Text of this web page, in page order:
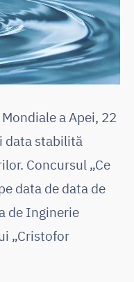
a Apei, 22
data stabilită
Concursul „Ce
data de data de
de Inginerie
„Cristofor